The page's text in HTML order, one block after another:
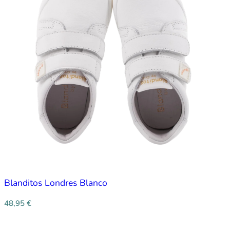
Blanditos Londres Blanco
48,95 €